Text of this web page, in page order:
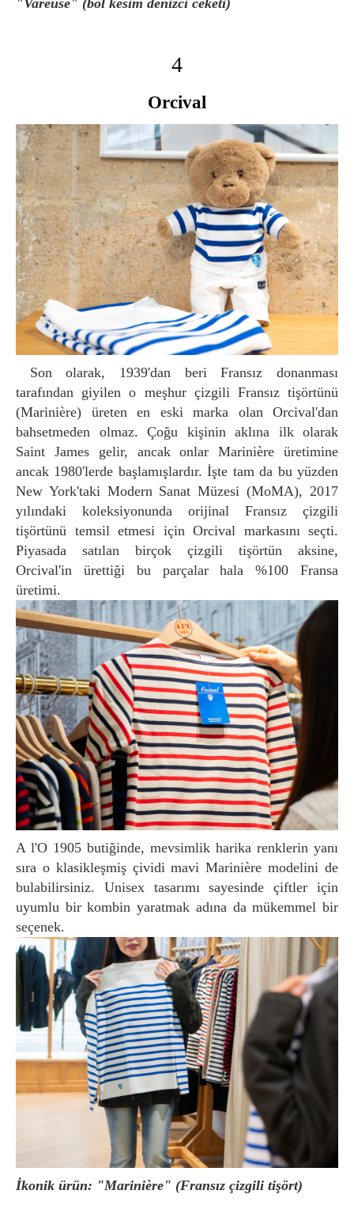
"Vareuse" (bol kesim denizci ceketi)
4
Orcival
Son olarak, 1939'dan beri Fransız donanması
tarafından giyilen o meşhur çizgili Fransız tişörtünü
(Marinière) üreten en eski marka olan Orcival'dan
bahsetmeden olmaz. Çoğu kişinin aklına ilk olarak
Saint James gelir, ancak onlar Marinière üretimine
ancak 1980'lerde başlamışlardır. İşte tam da bu yüzden
New York'taki Modern Sanat Müzesi (MoMA), 2017
yılındaki koleksiyonunda orijinal Fransız çizgili
tişörtünü temsil etmesi için Orcival markasını seçti.
Piyasada satılan birçok çizgili tişörtün aksine,
Orcival'in ürettiği bu parçalar hala %100 Fransa
üretimi.
A l'O 1905 butiğinde, mevsimlik harika renklerin yanı
sıra o klasikleşmiş çividi mavi Marinière modelini de
bulabilirsiniz. Unisex tasarımı sayesinde çiftler için
uyumlu bir kombin yaratmak adına da mükemmel bir
seçenek.
İkonik ürün: "Marinière" (Fransız çizgili tişört)